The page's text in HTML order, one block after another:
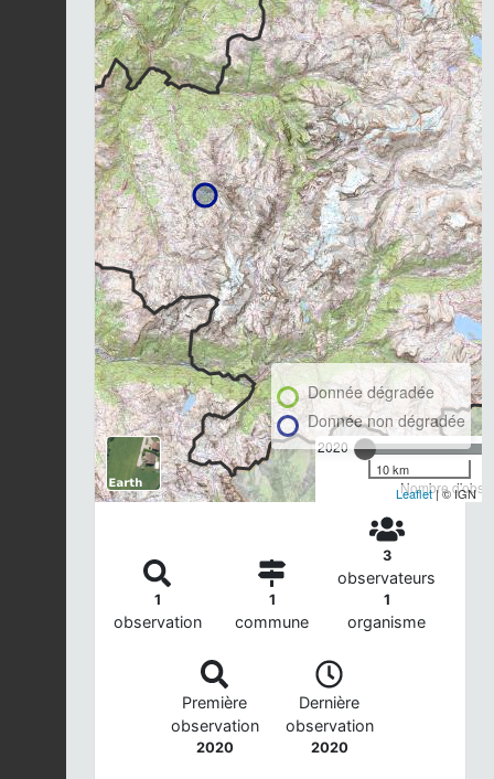
2020
Nombre
Donnée dégradée
Donnée non dégradée
10 km
Leaflet| © IGN
1
observation
1
commune
3
observateurs
1
organisme
Première
observation
2020
Dernière
observation
2020